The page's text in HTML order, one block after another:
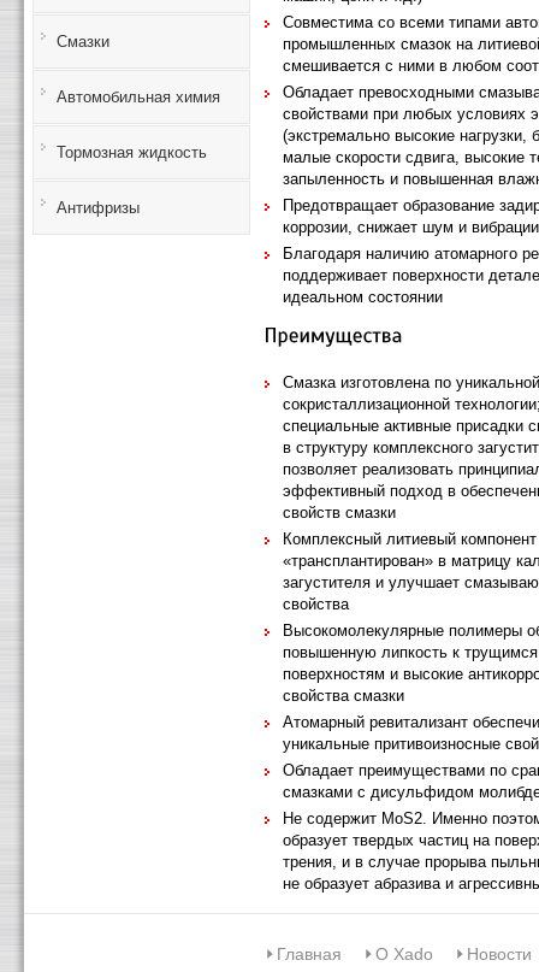
Смазки
Автомобильная химия
Тормозная жидкость
Антифризы
Совместима со всеми типами
промышленных смазок на
смешивается с ними в любом
Обладает превосходными
свойствами при любых условиях
(экстремально высокие нагрузки,
малые скорости сдвига, высокие
запыленность и повышенная
Предотвращает образование
коррозии, снижает шум и вибрации
Благодаря наличию атомарного
поддерживает поверхности
идеальном состоянии
Смазка изготовлена по уникальной
сокристаллизационной
специальные активные присадки
в структуру комплексного
позволяет реализовать
эффективный подход в
свойств смазки
Комплексный литиевый компонент
«трансплантирован» в матрицу
загустителя и улучшает
свойства
Высокомолекулярные полимеры
повышенную липкость к трущимся
поверхностям и высокие
свойства смазки
Атомарный ревитализант
уникальные притивоизносные
Обладает преимуществами по
смазками с дисульфидом
Не содержит MoS2. Именно
образует твердых частиц на
трения, и в случае прорыва
не образует абразива и
Главная О Xado Новости